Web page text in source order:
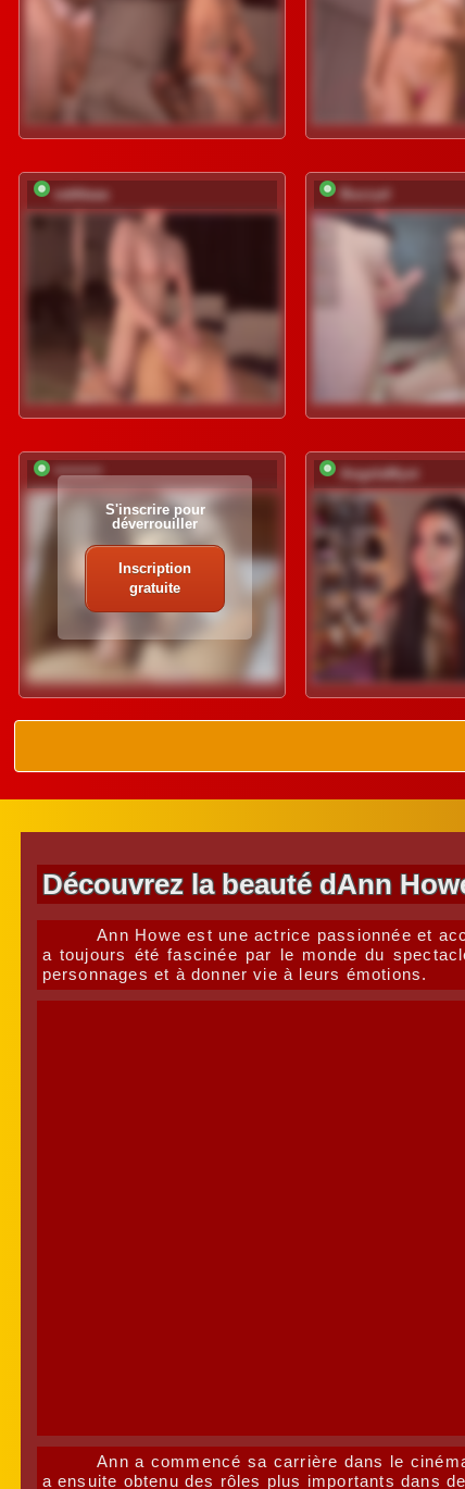
vattttaaa Buzzyd
*********
S'inscrire pour
déverrouiller
Inscription
gratuite
AngelaMyst
Découvrez la beauté dAnn
Ann Howe est une actrice passionnée et
a toujours été fascinée par le monde du
personnages et à donner vie à leurs émotions.
Ann a commencé sa carrière dans le
a ensuite obtenu des rôles plus importants dans